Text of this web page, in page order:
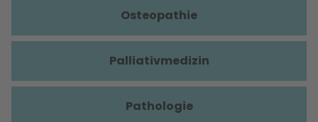
Osteopathie
Palliativmedizin
Pathologie